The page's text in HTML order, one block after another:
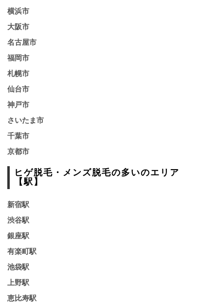
横浜市
大阪市
名古屋市
福岡市
札幌市
仙台市
神戸市
さいたま市
千葉市
京都市
ヒゲ脱毛・メンズ脱毛の多いのエリア
【駅】
新宿駅
渋谷駅
銀座駅
有楽町駅
池袋駅
上野駅
恵比寿駅